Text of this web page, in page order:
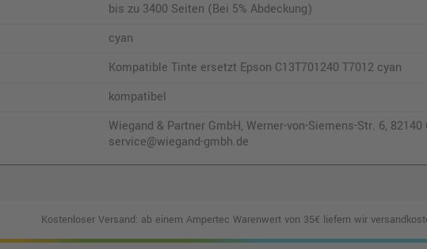
bis zu 3400 Seiten (Bei 5% Abdeckung)
cyan
Kompatible Tinte ersetzt Epson C13T701240 T7012 cyan
kompatibel
Wiegand & Partner GmbH, Werner-von-Siemens-Str. 6,
service@wiegand-gmbh.de
Kostenloser Versand: ab einem Ampertec Warenwert von 35€ liefern wir